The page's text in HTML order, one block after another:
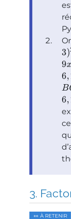
3)
9x
6,
B
6,